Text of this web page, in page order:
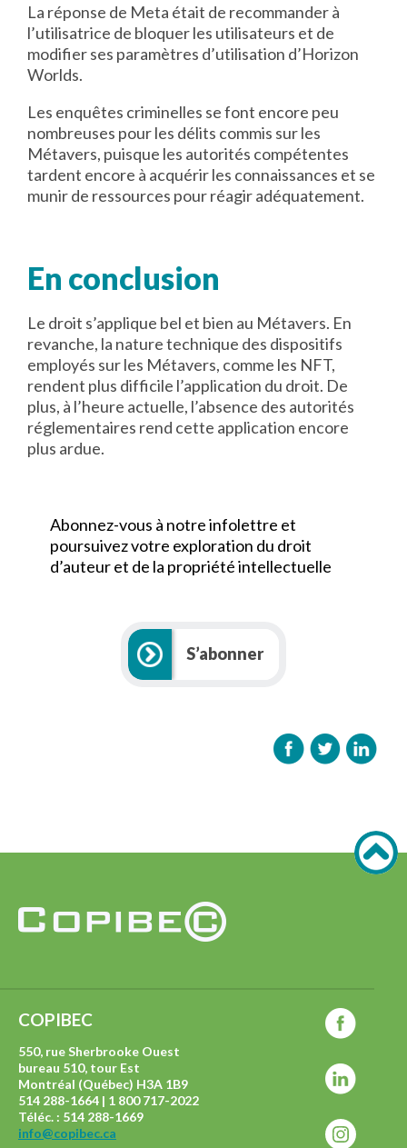
La réponse de Meta était de recommander à
l’utilisatrice de bloquer les utilisateurs et de
modifier ses paramètres d’utilisation d’Horizon
Worlds.
Les enquêtes criminelles se font encore peu
nombreuses pour les délits commis sur les
Métavers, puisque les autorités compétentes
tardent encore à acquérir les connaissances et se
munir de ressources pour réagir adéquatement.
En conclusion
Le droit s’applique bel et bien au Métavers. En
revanche, la nature technique des dispositifs
employés sur les Métavers, comme les NFT,
rendent plus difficile l’application du droit. De
plus, à l’heure actuelle, l’absence des autorités
réglementaires rend cette application encore
plus ardue.
Abonnez-vous à notre infolettre et
poursuivez votre exploration du droit
d’auteur et de la propriété intellectuelle
S’abonner
COPIBEC
550, rue Sherbrooke Ouest
bureau 510, tour Est
Montréal (Québec) H3A 1B9
514 288-1664 | 1 800 717-2022
Téléc. : 514 288-1669
info@copibec.ca